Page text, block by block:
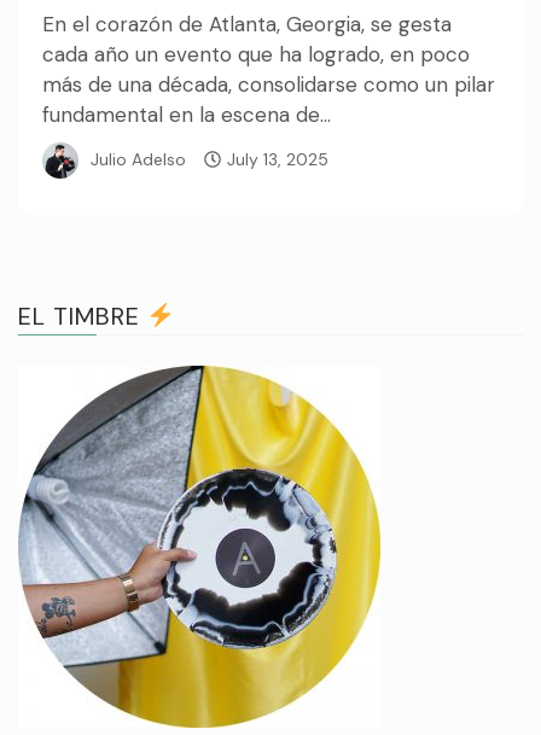
En el corazón de Atlanta, Georgia, se gesta
cada año un evento que ha logrado, en poco
más de una década, consolidarse como un pilar
fundamental en la escena de...
Julio Adelso July 13, 2025
EL TIMBRE